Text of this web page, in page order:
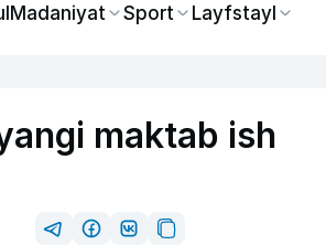
Madaniyat Sport Layfstayl
maktab ish